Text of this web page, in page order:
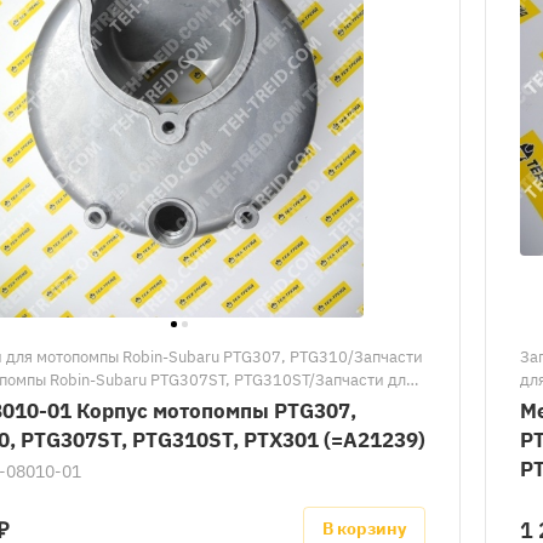
для мотопомпы Robin-Subaru PTG307, PTG310/Запчасти
Robin-Subaru PTG307ST, PTG310ST/Запчасти для
Robin-Subaru PTX301/Запасные части к мотопомпам
01 Корпус мотопомпы PTG307,
PTG307ST, PTG310ST, PTX301 (=A21239)
08010-01
В корзину 1